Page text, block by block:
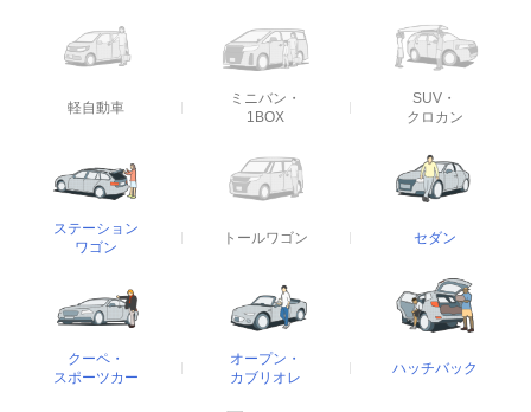
軽自動車
ミニバン・
1BOX
SUV・
クロカン
ステーション
ワゴン
トールワゴン セダン
クーペ・
スポーツカー
オープン・
カブリオレ
ハッチバック